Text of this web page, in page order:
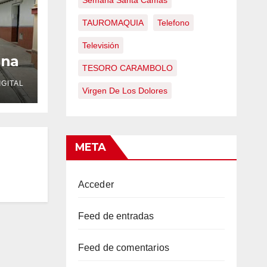
TAUROMAQUIA Telefono
Televisión
TESORO CARAMBOLO
Virgen De Los Dolores
META
Acceder
Feed de entradas
Feed de comentarios